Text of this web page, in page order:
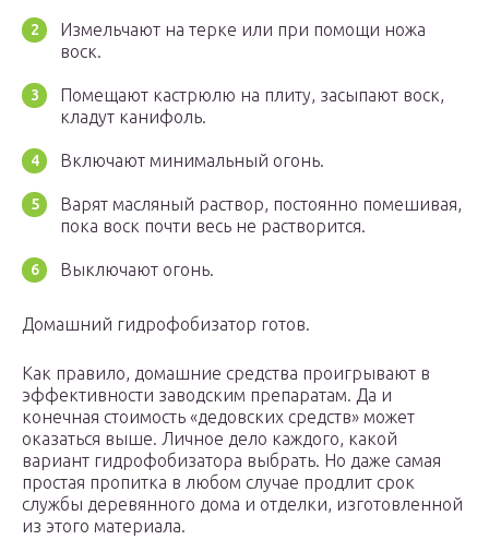
Измельчают на терке или при помощи ножа
воск.
Помещают кастрюлю на плиту, засыпают воск,
кладут канифоль.
Включают минимальный огонь.
Варят масляный раствор, постоянно помешивая,
пока воск почти весь не растворится.
Выключают огонь.
Домашний гидрофобизатор готов.
Как правило, домашние средства проигрывают в
эффективности заводским препаратам. Да и
конечная стоимость «дедовских средств» может
оказаться выше. Личное дело каждого, какой
вариант гидрофобизатора выбрать. Но даже самая
простая пропитка в любом случае продлит срок
службы деревянного дома и отделки, изготовленной
из этого материала.